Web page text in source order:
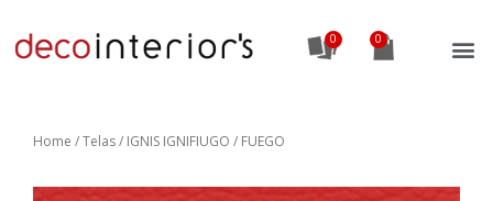
0
Home /Telas/ IGNIS IGNIFIUGO / FUEGO